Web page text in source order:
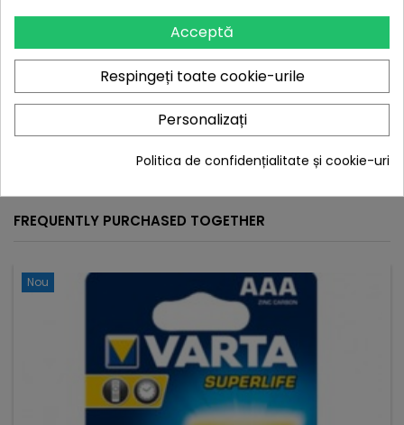
SET 4 BATERII VARTA
Pret
7,12 lei
Adauga in cos
Pret
9,00 lei
FREQUENTLY PURCHASED TOGETHER
Nou
Acceptă
Respingeți toate cookie-urile
Personalizați
Politica de confidențialitate și cookie-uri